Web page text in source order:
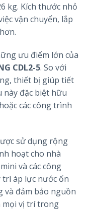
kg. Kích thước nhỏ
vận chuyển, lắp
ưu điểm lớn của
CDL2-5. So với
thiết bị giúp tiết
này đặc biệt hữu
các công trình
sử dụng rộng
hoạt cho nhà
và các công
áp lực nước ổn
và đảm bảo nguồn
mọi vị trí trong